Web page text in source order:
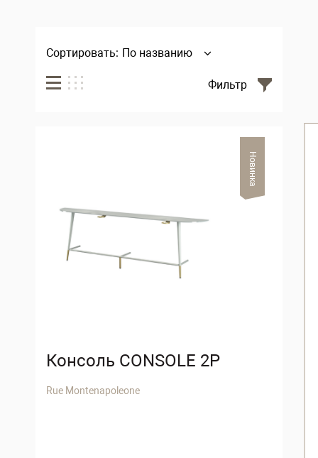
Сортировать: По названию
Фильтр
Новинка
Консоль CONSOLE 2P
Rue Montenapoleone